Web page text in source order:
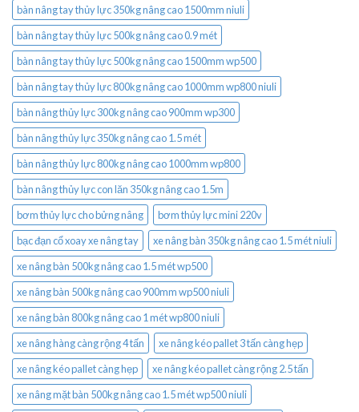
bàn nâng tay thủy lực 350kg nâng cao 1500mm niuli
bàn nâng tay thủy lực 500kg nâng cao 0.9 mét
bàn nâng tay thủy lực 500kg nâng cao 1500mm wp500
bàn nâng tay thủy lực 800kg nâng cao 1000mm wp800 niuli
bàn nâng thủy lực 300kg nâng cao 900mm wp300
bàn nâng thủy lực 350kg nâng cao 1.5 mét
bàn nâng thủy lực 800kg nâng cao 1000mm wp800
bàn nâng thủy lực con lăn 350kg nâng cao 1.5m
bơm thủy lực cho bửng nâng
bơm thủy lực mini 220v
bạc đạn cổ xoay xe nâng tay
xe nâng bàn 350kg nâng cao 1.5 mét niuli
xe nâng bàn 500kg nâng cao 1.5 mét wp500
xe nâng bàn 500kg nâng cao 900mm wp500 niuli
xe nâng bàn 800kg nâng cao 1 mét wp800 niuli
xe nâng hàng càng rộng 4 tấn
xe nâng kéo pallet 3 tấn càng hẹp
xe nâng kéo pallet càng hẹp
xe nâng kéo pallet càng rộng 2.5 tấn
xe nâng mặt bàn 500kg nâng cao 1.5 mét wp500 niuli